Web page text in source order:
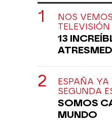
NOS
TELEVISIÓN
13
ESPAÑA YA
SEGUNDA
SOMOS
MUNDO